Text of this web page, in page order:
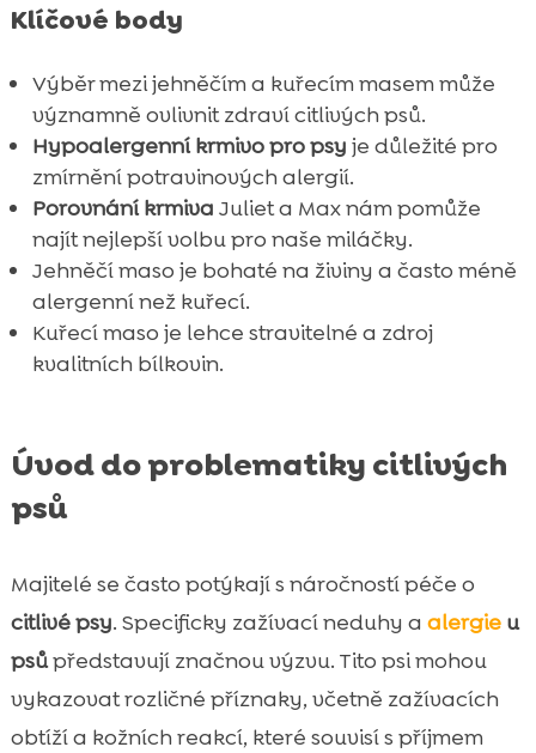
 Vitamíny a doplňky pro citlivé psy
psa
Časté problémy a jejich řešení
Závěr
 FAQ
Klíčové body
Výběr mezi jehněčím a kuřecím masem může
významně ovlivnit zdraví citlivých psů.
Hypoalergenní krmivo pro psy je důležité pro
zmírnění potravinových alergií.
Porovnání krmiva Juliet a Max nám pomůže
najít nejlepší volbu pro naše miláčky.
Jehněčí maso je bohaté na živiny a často méně
alergenní než kuřecí.
Kuřecí maso je lehce stravitelné a zdroj
kvalitních bílkovin.
Úvod do problematiky citlivých
psů
Majitelé se často potýkají s náročností péče o
citlivé psy. Specificky zažívací neduhy a alergieu
psůpředstavují značnou výzvu. Tito psi mohou
vykazovat rozličné příznaky, včetně zažívacích
obtíží a kožních reakcí, které souvisí s příjmem